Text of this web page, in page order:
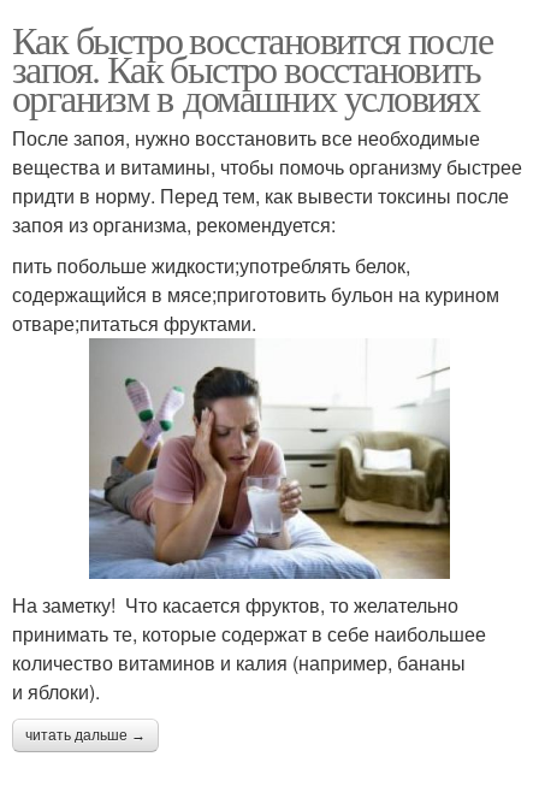
Как быстро восстановится после
запоя. Как быстро восстановить
организм в домашних условиях
После запоя, нужно восстановить все необходимые
вещества и витамины, чтобы помочь организму быстрее
придти в норму. Перед тем, как вывести токсины после
запоя из организма, рекомендуется:
пить побольше жидкости;употреблять белок,
содержащийся в мясе;приготовить бульон на курином
отваре;питаться фруктами.
На заметку! Что касается фруктов, то желательно
принимать те, которые содержат в себе наибольшее
количество витаминов и калия (например, бананы
и яблоки).
читать дальше →